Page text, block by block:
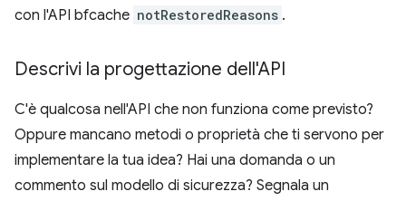
con l'API bfcache notRestoredReasons .
Descrivi la progettazione dell'API
C'è qualcosa nell'API che non funziona come previsto?
Oppure mancano metodi o proprietà che ti servono per
implementare la tua idea? Hai una domanda o un
commento sul modello di sicurezza? Segnala un